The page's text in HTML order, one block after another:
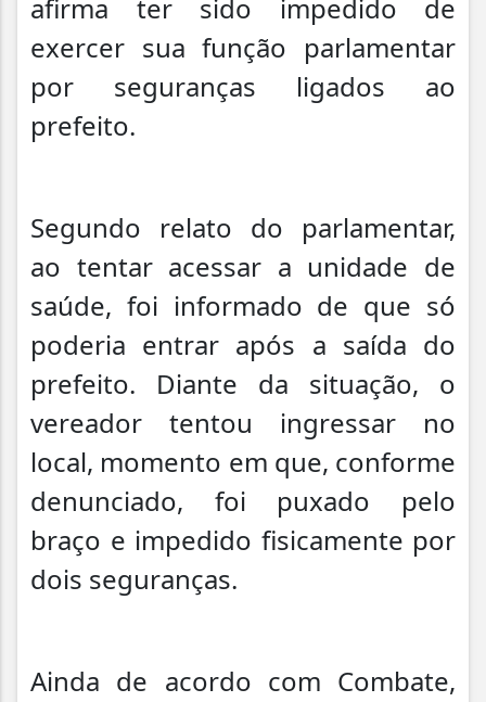
afirma ter sido impedido de
exercer sua função parlamentar
por seguranças ligados ao
prefeito.
Segundo relato do parlamentar,
ao tentar acessar a unidade de
saúde, foi informado de que só
poderia entrar após a saída do
prefeito. Diante da situação, o
vereador tentou ingressar no
local, momento em que, conforme
denunciado, foi puxado pelo
braço e impedido fisicamente por
dois seguranças.
Ainda de acordo com Combate,